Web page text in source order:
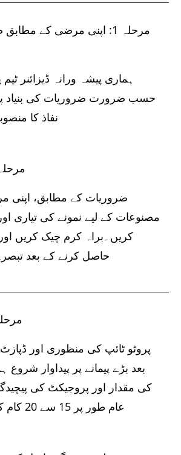
مرحلہ 1: اپنی مرضی کے
ہماری پیشہ ورانہ ڈیزائنر
حسب ضرورت ضروریات کی
نفاذ کا
مرحلہ 2: پروٹو ٹائپنگ
ضروریات کے مطابق، اپنی
مصنوعات کے لیے نمونے کی تیاری
کریں۔براہ کرم چیک کریں
حاصل کرنے کے بعد
مرحلہ 3: بلک
پروٹو ٹائپ کی منظوری اور
بعد بڑے پیمانے پر پیداوار شروع
کی مقدار اور پروجیکٹ کی
عام طور پر 15 سے 20 کام کے دن لگیں گے۔